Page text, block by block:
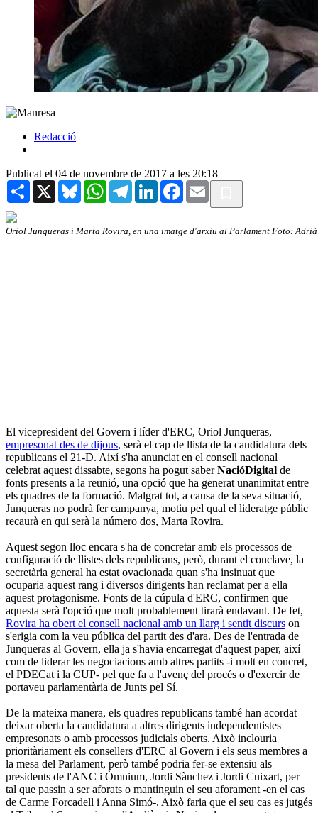
Redacció
Publicat el 04 de novembre de 2017 a les 20:18
Share X BlueskyWhatsAppTelegramLinkedInFacebook
Email
Oriol Junqueras i Marta Rovira, en una imatge d'arxiu al Parlament Foto:
El vicepresident del Govern i líder d'ERC, Oriol Junqueras,
empresonat des de dijous, serà el cap de llista de la candidatura dels
republicans el 21-D. Així s'ha anunciat en el consell nacional
celebrat aquest dissabte, segons ha pogut saberNacióDigital de
fonts presents a la reunió, una opció que ha generat unanimitat entre
els quadres de la formació. Malgrat tot, a causa de la seva situació,
Junqueras no podrà fer campanya, motiu pel qual el lideratge públic
recaurà en qui serà la número dos, Marta Rovira.
Aquest segon lloc encara s'ha de concretar amb els processos de
configuració de llistes dels republicans, però, durant el conclave, la
secretària general ha estat ovacionada quan s'ha insinuat que
ocuparia aquest rang i diversos dirigents han reclamat per a ella
aquest protagonisme. Fonts de la cúpula d'ERC, confirmen que
aquesta serà l'opció que molt probablement tirarà endavant. De fet,
Rovira ha obert el consell nacional amb un llarg i sentit discurs on
s'erigia com la veu pública del partit des d'ara. Des de l'entrada de
Junqueras al Govern, ella ja s'havia encarregat d'aquest paper, així
com de liderar les negociacions amb altres partits -i molt en concret,
el PDECat i la CUP- pel que fa a l'avenç del procés o d'exercir de
portaveu parlamentària de Junts pel Sí.
De la mateixa manera, els quadres republicans també han acordat
deixar oberta la candidatura a altres dirigents independentistes
empresonats o amb processos judicials oberts. Això inclouria
prioritàriament els consellers d'ERC al Govern i els seus membres a
la mesa del Parlament, però també podria fer-se extensiu als
presidents de l'ANC i Òmnium, Jordi Sànchez i Jordi Cuixart, per
tal que passin a ser aforats o mantinguin el seu aforament -en el cas
de Carme Forcadell i Anna Simó-. Això faria que el seu cas es jutgés